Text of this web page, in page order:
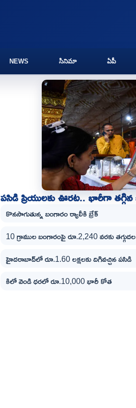
NEWS సినిమా ఏపీ
పసిడి ప్రియులకు ఊరట.. భారీగా
కొనసాగుతున్న బంగారం ర్యాలీకి బ్రేక్
10 గ్రాముల బంగారంపై రూ.2,240 వరకు తగ్గుదల
హైదరాబాద్‌లో రూ.1.60 లక్షలకు దిగివచ్చిన పసిడి
కిలో వెండి ధరలో రూ.10,000 భారీ కోత